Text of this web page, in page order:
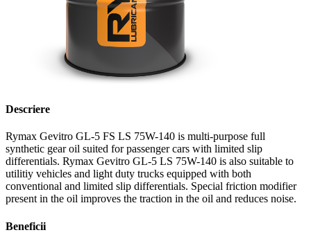
Descriere
Rymax Gevitro GL-5 FS LS 75W-140 is multi-purpose full
synthetic gear oil suited for passenger cars with limited slip
differentials. Rymax Gevitro GL-5 LS 75W-140 is also suitable to
utilitiy vehicles and light duty trucks equipped with both
conventional and limited slip differentials. Special friction modifier
present in the oil improves the traction in the oil and reduces noise.
Beneficii